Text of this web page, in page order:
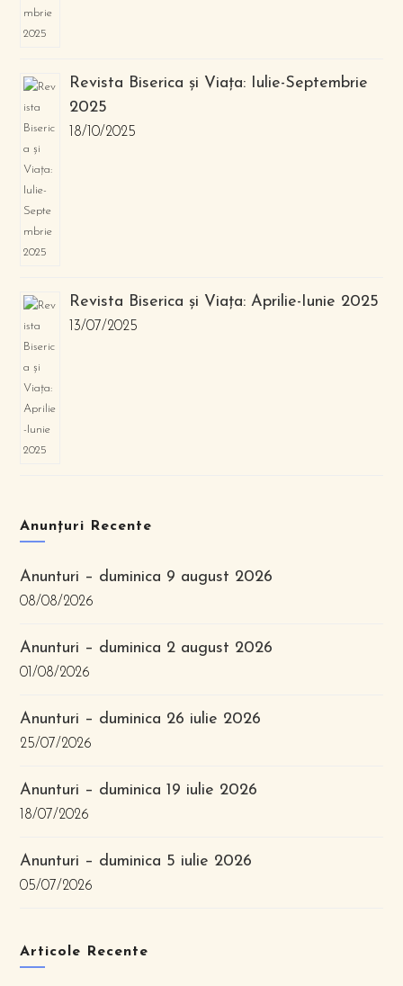
Revista Biserica și Viața: Iulie-Septembrie
2025
18/10/2025
Revista Biserica și Viața: Aprilie-Iunie 2025
13/07/2025
Anunțuri Recente
Anunturi – duminica 9 august 2026
08/08/2026
Anunturi – duminica 2 august 2026
01/08/2026
Anunturi – duminica 26 iulie 2026
25/07/2026
Anunturi – duminica 19 iulie 2026
18/07/2026
Anunturi – duminica 5 iulie 2026
05/07/2026
Articole Recente